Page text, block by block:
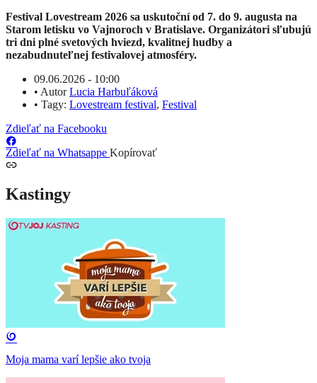
Festival Lovestream 2026 sa uskutoční od 7. do 9. augusta na
Starom letisku vo Vajnoroch v Bratislave. Organizátori sľubujú
tri dni plné svetových hviezd, kvalitnej hudby a
nezabudnuteľnej festivalovej atmosféry.
09.06.2026 - 10:00
• AutorLucia Harbuľáková
• Tagy: Lovestream festival, Festival
Zdieľať na Facebooku
Zdieľať na Whatsappe Kopírovať
Kastingy
Moja mama varí lepšie ako tvoja